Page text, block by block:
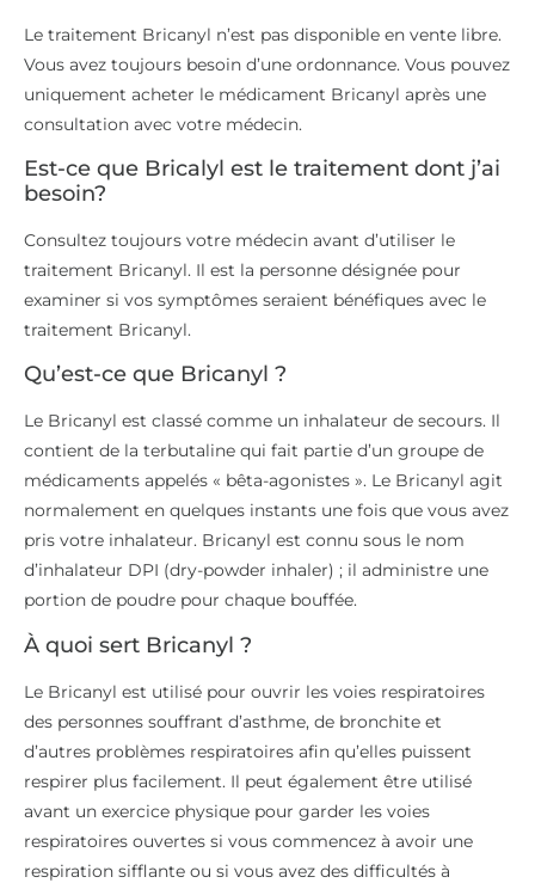
Le traitement Bricanyl n’est pas disponible en vente libre.
Vous avez toujours besoin d’une ordonnance. Vous pouvez
uniquement acheter le médicament Bricanyl après une
consultation avec votre médecin.
Est-ce que Bricalyl est le traitement dont j’ai
besoin?
Consultez toujours votre médecin avant d’utiliser le
traitement Bricanyl. Il est la personne désignée pour
examiner si vos symptômes seraient bénéfiques avec le
traitement Bricanyl.
Qu’est-ce que Bricanyl ?
Le Bricanyl est classé comme un inhalateur de secours. Il
contient de la terbutaline qui fait partie d’un groupe de
médicaments appelés « bêta-agonistes ». Le Bricanyl agit
normalement en quelques instants une fois que vous avez
pris votre inhalateur. Bricanyl est connu sous le nom
d’inhalateur DPI (dry-powder inhaler) ; il administre une
portion de poudre pour chaque bouffée.
À quoi sert Bricanyl ?
Le Bricanyl est utilisé pour ouvrir les voies respiratoires
des personnes souffrant d’asthme, de bronchite et
d’autres problèmes respiratoires afin qu’elles puissent
respirer plus facilement. Il peut également être utilisé
avant un exercice physique pour garder les voies
respiratoires ouvertes si vous commencez à avoir une
respiration sifflante ou si vous avez des difficultés à